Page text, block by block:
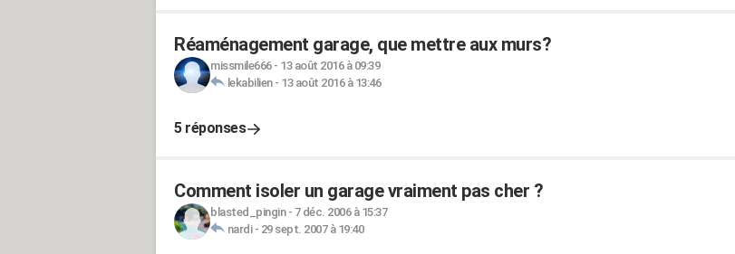
Réaménagement garage, que mettre aux murs?
missmile666- 13 août 2016 à 09:39
lekabilien- 13 août 2016 à 13:46
5 réponses
Comment isoler un garage vraiment pas cher ?
blasted_pingin- 7 déc. 2006 à 15:37
nardi- 29 sept. 2007 à 19:40